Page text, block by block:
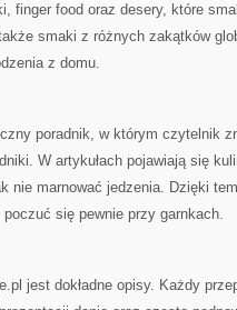
finger food oraz desery, które
smaki z różnych zakątków
z domu.
poradnik, w którym czytelnik
W artykułach pojawiają się
nie marnować jedzenia. Dzięki
się pewnie przy garnkach.
jest dokładne opisy. Każdy